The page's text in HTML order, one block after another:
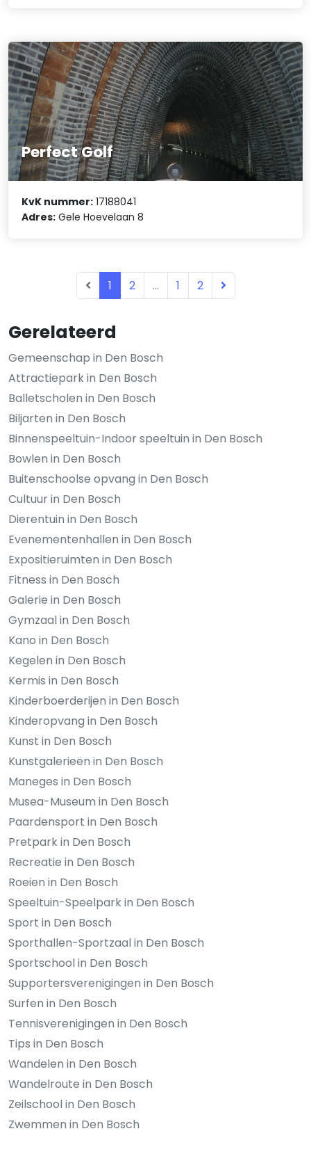
Gerelateerd
Gemeenschap in Den Bosch
Attractiepark in Den Bosch
Balletscholen in Den Bosch
Biljarten in Den Bosch
Binnenspeeltuin-Indoor speeltuin in Den Bosch
Bowlen in Den Bosch
Buitenschoolse opvang in Den Bosch
Cultuur in Den Bosch
Dierentuin in Den Bosch
Evenementenhallen in Den Bosch
Expositieruimten in Den Bosch
Fitness in Den Bosch
Galerie in Den Bosch
Gymzaal in Den Bosch
Kano in Den Bosch
Kegelen in Den Bosch
Kermis in Den Bosch
Kinderboerderijen in Den Bosch
Kinderopvang in Den Bosch
Kunst in Den Bosch
Kunstgalerieën in Den Bosch
Maneges in Den Bosch
Musea-Museum in Den Bosch
Paardensport in Den Bosch
Pretpark in Den Bosch
Recreatie in Den Bosch
Roeien in Den Bosch
Speeltuin-Speelpark in Den Bosch
Sport in Den Bosch
Sporthallen-Sportzaal in Den Bosch
Sportschool in Den Bosch
Supportersverenigingen in Den Bosch
Surfen in Den Bosch
Tennisverenigingen in Den Bosch
Tips in Den Bosch
Wandelen in Den Bosch
Wandelroute in Den Bosch
Zeilschool in Den Bosch
Zwemmen in Den Bosch
Perfect Golf
KvK nummer: 17188041
Adres: Gele Hoevelaan 8
1 2 ... 1 2